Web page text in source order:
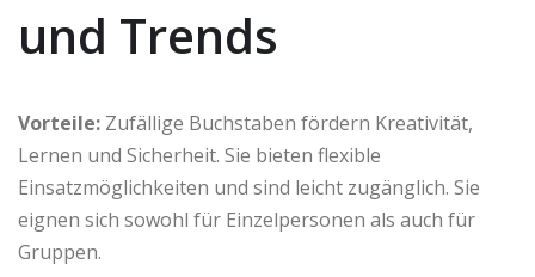
und Trends
Vorteile: Zufällige Buchstaben fördern Kreativität,
Lernen und Sicherheit. Sie bieten flexible
Einsatzmöglichkeiten und sind leicht zugänglich. Sie
eignen sich sowohl für Einzelpersonen als auch für
Gruppen.